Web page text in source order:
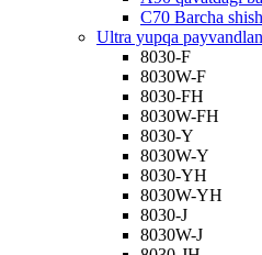
C70 Barcha
Ultra yupqa
8030-F
8030W-F
8030-FH
8030W-FH
8030-Y
8030W-Y
8030-YH
8030W-YH
8030-J
8030W-J